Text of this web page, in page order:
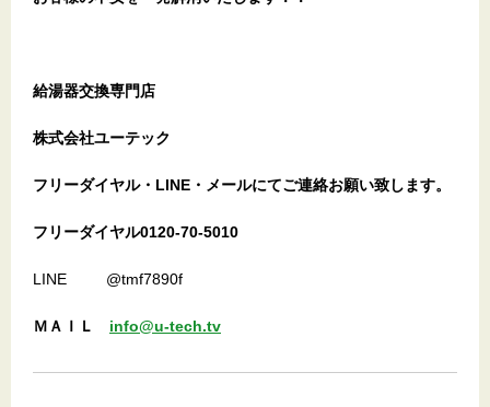
給湯器交換専門店
株式会社ユーテック
フリーダイヤル・LINE・メールにてご連絡お願い致します。
フリーダイヤル0120-70-5010
LINE @tmf7890f
ＭＡＩＬ info@u-tech.tv